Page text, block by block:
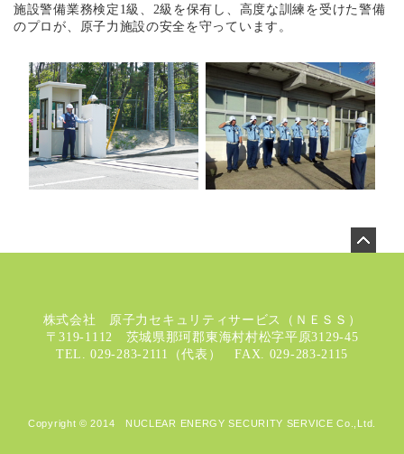
施設警備業務検定1級、2級を保有し、高度な訓練を受けた警備
のプロが、原子力施設の安全を守っています。
株式会社 原子力セキュリティサービス（ＮＥＳＳ）
〒319-1112 茨城県那珂郡東海村村松字平原3129-45
TEL. 029-283-2111（代表） FAX. 029-283-2115
Copyright © 2014 NUCLEAR ENERGY SECURITY SERVICE Co.,Ltd.